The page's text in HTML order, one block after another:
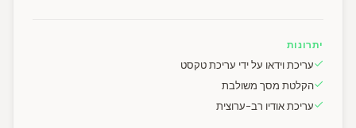
יתרונות
עריכת וידאו על ידי עריכת טקסט
הקלטת מסך משולבת
עריכת אודיו רב-ערוצית